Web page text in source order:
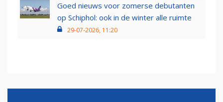
Goed nieuws voor zomerse debutanten
op Schiphol: ook in de winter alle ruimte
29-07-2026, 11:20